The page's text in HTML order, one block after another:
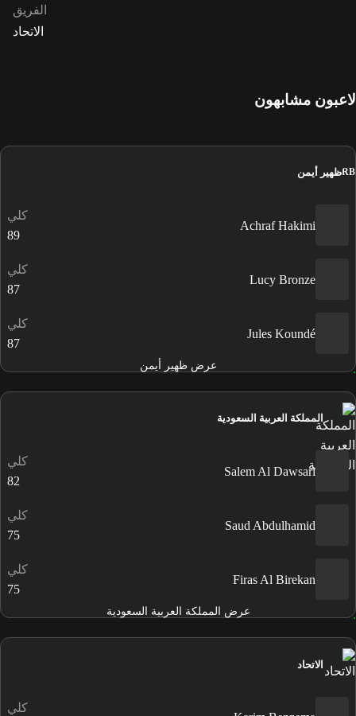
الفريق
الاتحاد
لاعبون مشابهون
RBظهير أيمن
Achraf Hakimi
كلي
89
Lucy Bronze
كلي
87
Jules Koundé
كلي
87
عرض ظهير أيمن
المملكة العربية السعودية
Salem Al Dawsari
كلي
82
Saud Abdulhamid
كلي
75
Firas Al Birekan
كلي
75
عرض المملكة العربية السعودية
الاتحاد
كلي